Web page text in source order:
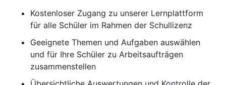
Kostenloser Zugang zu unserer Lernplattform
für alle Schüler im Rahmen der Schullizenz
Geeignete Themen und Aufgaben auswählen
und für Ihre Schüler zu Arbeitsaufträgen
zusammen­stellen